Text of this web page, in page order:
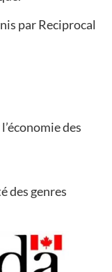
par Reciprocal
des
des genres